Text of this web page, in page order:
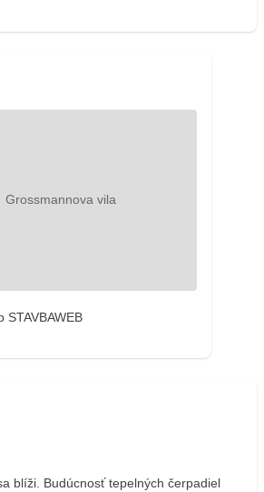
STAVBAWEB
blíži. Budúcnosť tepelných čerpadiel